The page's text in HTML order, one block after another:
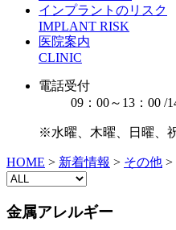
インプラントのリスク
IMPLANT RISK
医院案内
CLINIC
電話受付
09：00～13：00 /
※水曜、木曜、日曜、
HOME > 新着情報 > その他 >
金属アレルギー